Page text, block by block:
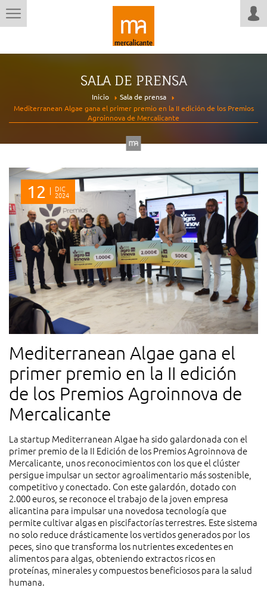
SALA DE PRENSA
Inicio
Sala de prensa
Mediterranean Algae gana el primer premio en la II edición de los Premios
Agroinnova de Mercalicante
12 DIC
2024
Mediterranean Algae gana el
primer premio en la II edición
de los Premios Agroinnova de
Mercalicante
La startup Mediterranean Algae ha sido galardonada con el
primer premio de la II Edición de los Premios Agroinnova de
Mercalicante, unos reconocimientos con los que el clúster
persigue impulsar un sector agroalimentario más sostenible,
competitivo y conectado. Con este galardón, dotado con
2.000 euros, se reconoce el trabajo de la joven empresa
alicantina para impulsar una novedosa tecnología que
permite cultivar algas en piscifactorías terrestres. Este sistema
no solo reduce drásticamente los vertidos generados por los
peces, sino que transforma los nutrientes excedentes en
alimentos para algas, obteniendo extractos ricos en
proteínas, minerales y compuestos beneficiosos para la salud
humana.